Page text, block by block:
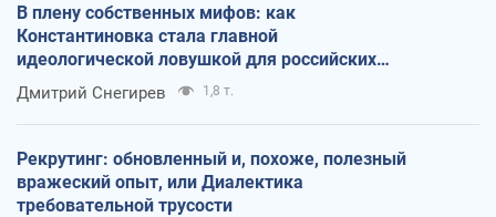
В плену собственных мифов: как
Константиновка стала главной
идеологической ловушкой для российских
оккупантов
Дмитрий Снегирев 1,8 т.
Рекрутинг: обновленный и, похоже, полезный
вражеский опыт, или Диалектика
требовательной трусости